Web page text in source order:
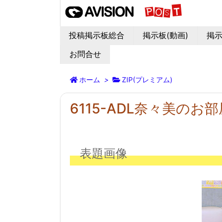
投稿掲示板総合 掲示板(動画)
掲
お問合せ
ホーム > ZIP(プレミアム)
6115-ADL奈々美のお
表題画像